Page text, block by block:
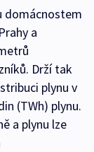
domácnostem
a
Drží tak
plynu v
(TWh) plynu.
a plynu lze